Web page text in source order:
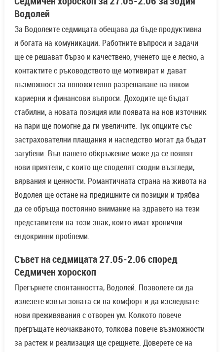
Водолей
За Водолеите седмицата обещава да бъде продуктивна
и богата на комуникации. Работните въпроси и задачи
ще се решават бързо и качествено, ученето ще е лесно, а
контактите с ръководството ще мотивират и дават
възможност за положително разрешаване на някои
кариерни и финансови въпроси. Доходите ще бъдат
стабилни, а новата позиция или появата на нов източник
на пари ще помогне да ги увеличите. Тук опциите със
застрахователни плащания и наследство могат да бъдат
загубени. Във вашето обкръжение може да се появят
нови приятели, с които ще споделят сходни възгледи,
вярвания и ценности. Романтичната страна на живота на
Водолея ще остане на предишните си позиции и трябва
да се обръща постоянно внимание на здравето на тези
представители на този знак, които имат хронични
ендокринни проблеми.
Съвет на седмицата 27.05-2.06 според
Седмичен хороскоп
Прегърнете спонтанността, Водолей. Позволете си да
излезете извън зоната си на комфорт и да изследвате
нови преживявания с отворен ум. Колкото повече
прегръщате неочакваното, толкова повече възможности
за растеж и реализация ще срещнете. Доверете се на